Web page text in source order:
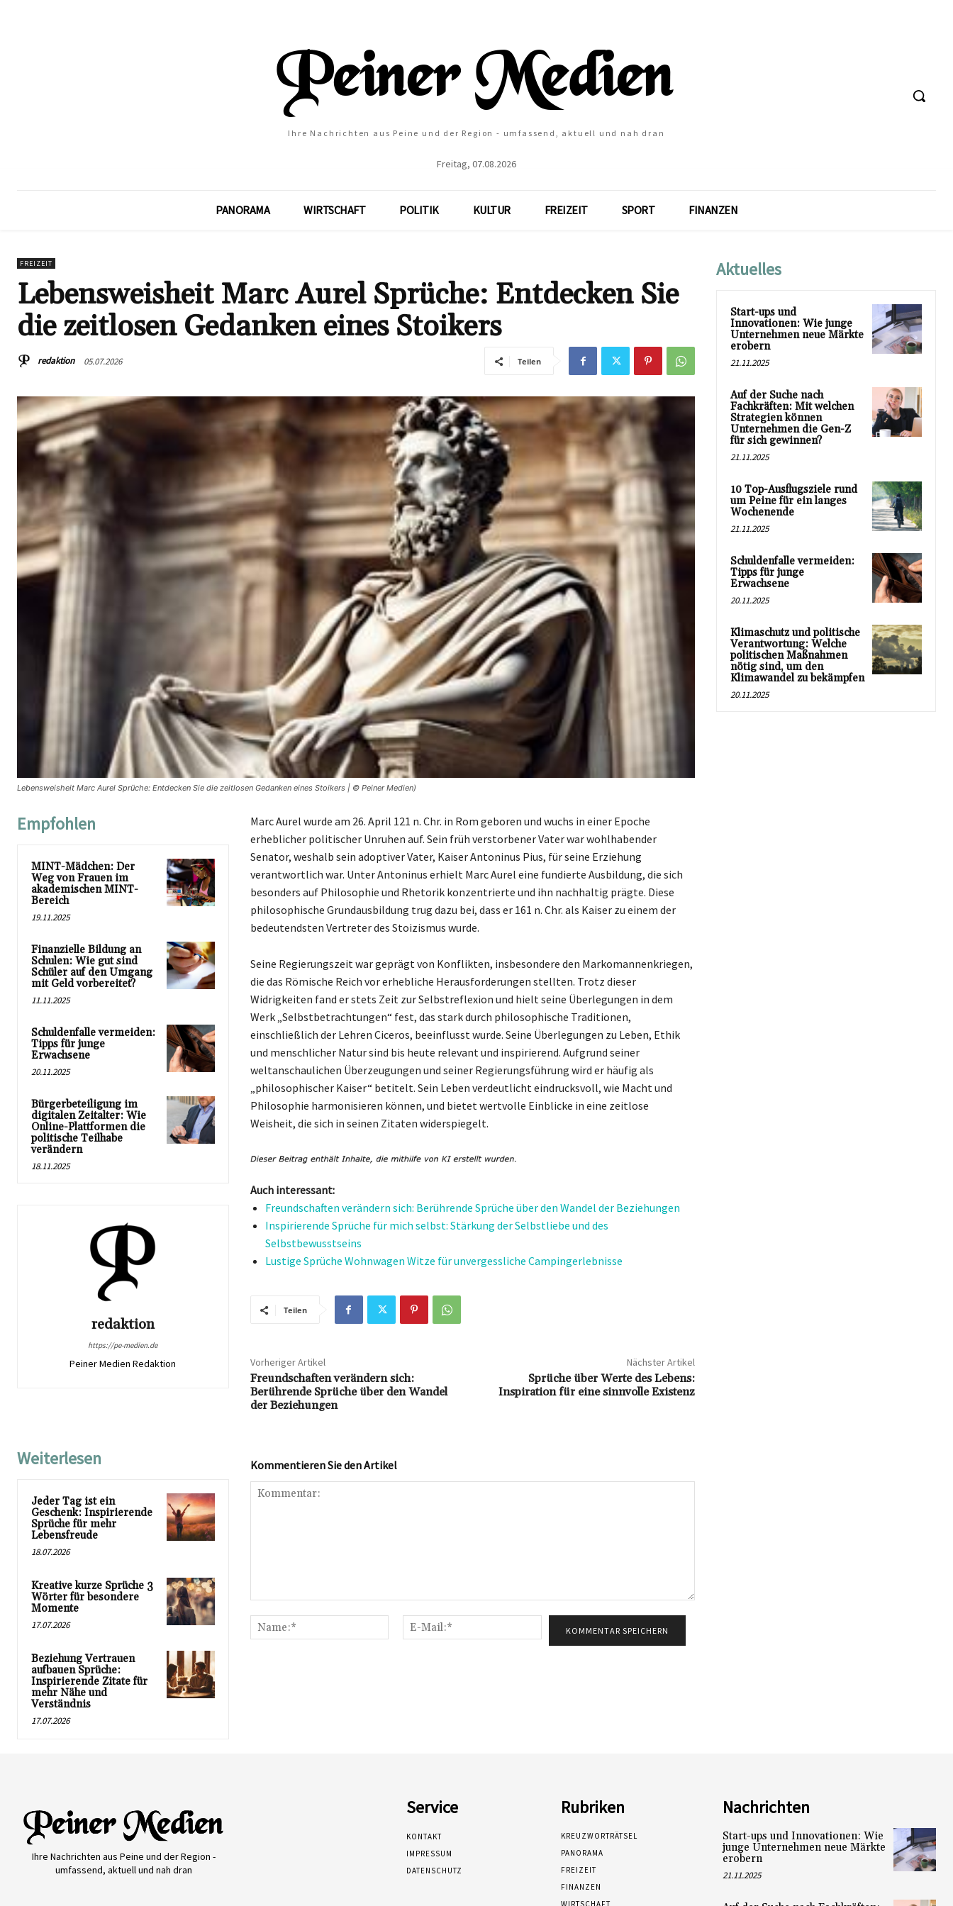
Ihre Nachrichten aus Peine und der Region - umfassend, aktuell und nah dran
Freitag, 07.08.2026
PANORAMA WIRTSCHAFT POLITIK KULTUR FREIZEIT SPORT FINANZEN
FREIZEIT
Lebensweisheit Marc Aurel Sprüche: Entdecken Sie
die zeitlosen Gedanken eines Stoikers
redaktion 05.07.2026 Teilen
Lebensweisheit Marc Aurel Sprüche: Entdecken Sie die zeitlosen Gedanken eines Stoikers | © Peiner Medien)
Empfohlen
MINT-Mädchen: Der
Weg von Frauen im
akademischen MINT-
Bereich
19.11.2025
Finanzielle Bildung an
Schulen: Wie gut sind
Schüler auf den Umgang
mit Geld vorbereitet?
11.11.2025
Schuldenfalle vermeiden:
Tipps für junge
Erwachsene
20.11.2025
Bürgerbeteiligung im
digitalen Zeitalter: Wie
Online-Plattformen die
politische Teilhabe
verändern
18.11.2025
redaktion
https://pe-medien.de
Peiner Medien Redaktion
Marc Aurel wurde am 26. April 121 n. Chr. in Rom geboren und wuchs in einer Epoche
erheblicher politischer Unruhen auf. Sein früh verstorbener Vater war wohlhabender
Senator, weshalb sein adoptiver Vater, Kaiser Antoninus Pius, für seine Erziehung
verantwortlich war. Unter Antoninus erhielt Marc Aurel eine fundierte Ausbildung, die sich
besonders auf Philosophie und Rhetorik konzentrierte und ihn nachhaltig prägte. Diese
philosophische Grundausbildung trug dazu bei, dass er 161 n. Chr. als Kaiser zu einem der
bedeutendsten Vertreter des Stoizismus wurde.
Seine Regierungszeit war geprägt von Konflikten, insbesondere den Markomannenkriegen,
die das Römische Reich vor erhebliche Herausforderungen stellten. Trotz dieser
Widrigkeiten fand er stets Zeit zur Selbstreflexion und hielt seine Überlegungen in dem
Werk „Selbstbetrachtungen“ fest, das stark durch philosophische Traditionen,
einschließlich der Lehren Ciceros, beeinflusst wurde. Seine Überlegungen zu Leben, Ethik
und menschlicher Natur sind bis heute relevant und inspirierend. Aufgrund seiner
weltanschaulichen Überzeugungen und seiner Regierungsführung wird er häufig als
„philosophischer Kaiser“ betitelt. Sein Leben verdeutlicht eindrucksvoll, wie Macht und
Philosophie harmonisieren können, und bietet wertvolle Einblicke in eine zeitlose
Weisheit, die sich in seinen Zitaten widerspiegelt.
Auch interessant:
Freundschaften verändern sich: Berührende Sprüche über den Wandel der Beziehungen
Inspirierende Sprüche für mich selbst: Stärkung der Selbstliebe und des
Selbstbewusstseins
Lustige Sprüche Wohnwagen Witze für unvergessliche Campingerlebnisse
Teilen
Vorheriger Artikel
Freundschaften verändern sich:
Berührende Sprüche über den Wandel
der Beziehungen
Nächster Artikel
Sprüche über Werte des Lebens:
Inspiration für eine sinnvolle Existenz
Weiterlesen
Jeder Tag ist ein
Geschenk: Inspirierende
Sprüche für mehr
Lebensfreude
18.07.2026
Kreative kurze Sprüche 3
Wörter für besondere
Momente
17.07.2026
Beziehung Vertrauen
aufbauen Sprüche:
Inspirierende Zitate für
mehr Nähe und
Verständnis
17.07.2026
Kommentieren Sie den Artikel
Name:*
Mail:*
Aktuelles
Start-ups und
Innovationen: Wie junge
Unternehmen neue Märkte
erobern
21.11.2025
Auf der Suche nach
Fachkräften: Mit welchen
Strategien können
Unternehmen die Gen-Z
für sich gewinnen?
21.11.2025
10 Top-Ausflugsziele rund
um Peine für ein langes
Wochenende
21.11.2025
Schuldenfalle vermeiden:
Tipps für junge
Erwachsene
20.11.2025
Klimaschutz und politische
Verantwortung: Welche
politischen Maßnahmen
nötig sind, um den
Klimawandel zu bekämpfen
20.11.2025
Ihre Nachrichten aus Peine und der Region -
umfassend, aktuell und nah dran
Service
KONTAKT
IMPRESSUM
DATENSCHUTZ
Rubriken
KREUZWORTRÄTSEL
PANORAMA
FREIZEIT
FINANZEN
Nachrichten
Start-ups und Innovationen: Wie
junge Unternehmen neue Märkte
erobern
21.11.2025